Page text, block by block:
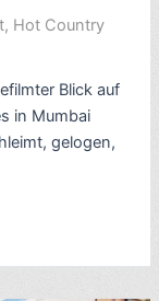
, Hot Country
Blick auf
in Mumbai
gelogen,